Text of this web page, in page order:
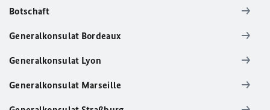
Botschaft
Generalkonsulat Bordeaux
Generalkonsulat Lyon
Generalkonsulat Marseille